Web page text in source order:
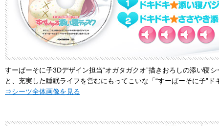
サンプルボイス1
サンプルボ
サン
すーぱーそに子3Dデザイン担当“オガタガクオ”描きおろしの添い
と、充実した睡眠ライフを営むにもってこいな「“すーぱーそに子”
⇒シーツ全体画像を見る